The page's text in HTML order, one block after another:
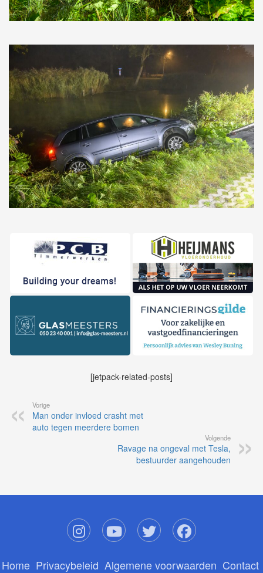
[jetpack-related-posts]
Vorige
Man onder invloed crasht met
auto tegen meerdere bomen
Volgende
Ravage na ongeval met Tesla,
bestuurder aangehouden
Home Privacybeleid Algemene voorwaarden Contact